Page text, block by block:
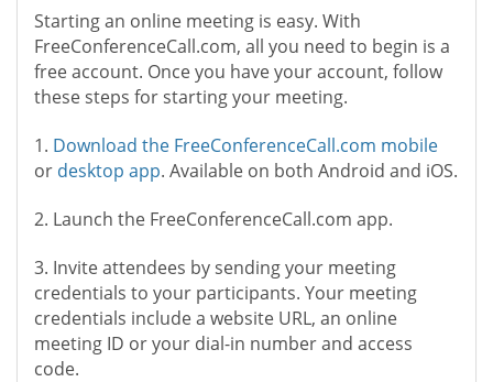
Starting an online meeting is easy. With
FreeConferenceCall.com, all you need to begin is a
free account. Once you have your account, follow
these steps for starting your meeting.
1. Download the FreeConferenceCall.com mobile
or desktop app. Available on both Android and iOS.
2. Launch the FreeConferenceCall.com app.
3. Invite attendees by sending your meeting
credentials to your participants. Your meeting
credentials include a website URL, an online
meeting ID or your dial-in number and access
code.